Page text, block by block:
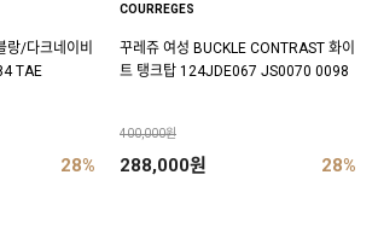
랑/다크네이비
TAE
28%
COURREGES
꾸레쥬 여성 BUCKLE CONTRAST 화이
트 탱크탑 124JDE067 JS0070 0098
400,000원
288,000원 28%